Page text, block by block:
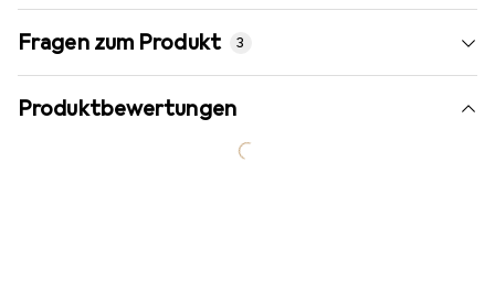
Fragen zum Produkt 3
Produktbewertungen